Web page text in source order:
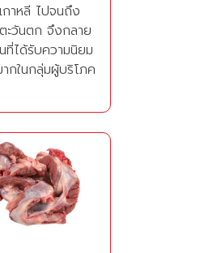
กาหลี ไปจนถึง
ะวันตก จึงกลาย
ที่ได้รับความนิยม
กในกลุ่มผู้บริโภค